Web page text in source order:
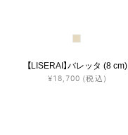
【LISERAI】バレッタ (8 cm)
¥18,700 (税込)